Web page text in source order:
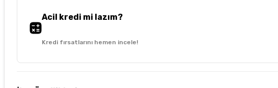
Acil kredi mi lazım?
Kredi fırsatlarını hemen incele!